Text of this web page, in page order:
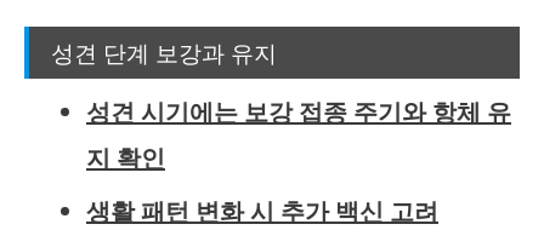
성견 단계 보강과 유지
성견 시기에는 보강 접종 주기와 항체 유
지 확인
생활 패턴 변화 시 추가 백신 고려